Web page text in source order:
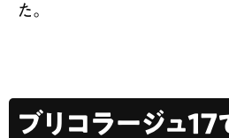
た。
ブリコラージュ